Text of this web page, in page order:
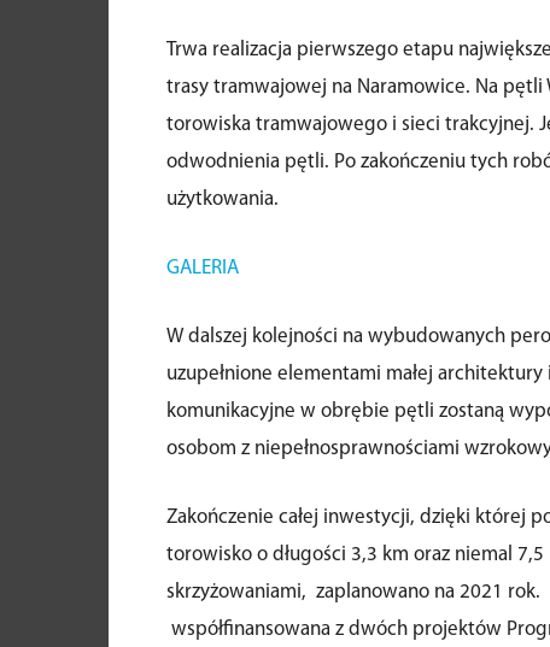
Trwa realizacja pierwszego etapu
trasy tramwajowej na Naramowice. Na pętli
torowiska tramwajowego i sieci trakcyjnej.
odwodnienia pętli. Po zakończeniu tych
użytkowania.
GALERIA
W dalszej kolejności na wybudowanych
uzupełnione elementami małej
komunikacyjne w obrębie pętli zostaną
osobom z niepełnosprawnościami
Zakończenie całej inwestycji, dzięki której
torowisko o długości 3,3 km oraz niemal
skrzyżowaniami, zaplanowano na 2021 rok.
współfinansowana z dwóch projektów